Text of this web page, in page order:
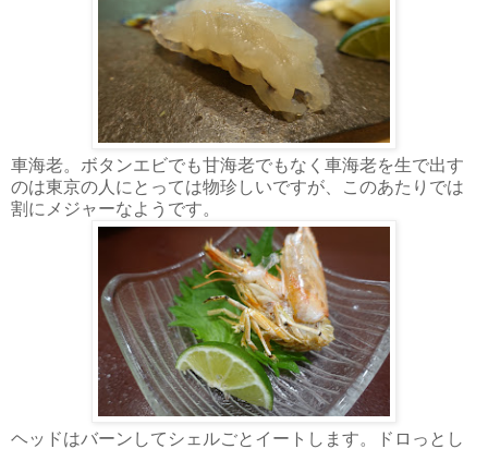
車海老。ボタンエビでも甘海老でもなく車海老を生で出す
のは東京の人にとっては物珍しいですが、このあたりでは
割にメジャーなようです。
ヘッドはバーンしてシェルごとイートします。ドロっとし